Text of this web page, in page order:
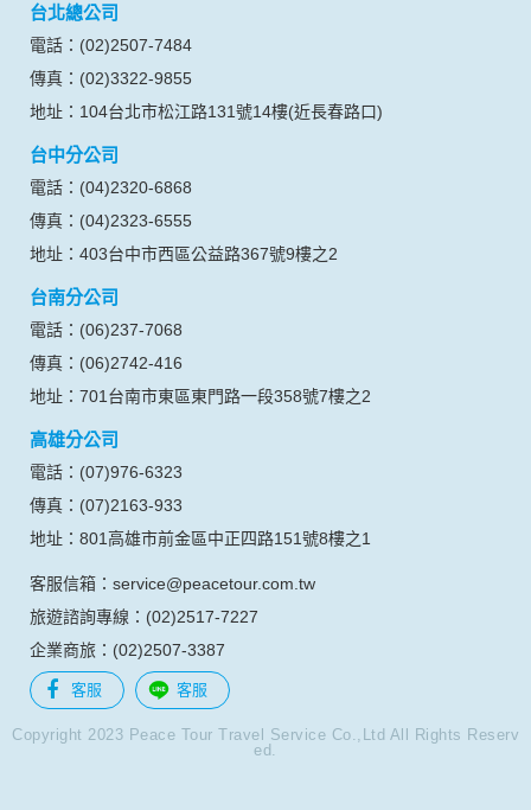
在您於本網站註冊帳號、使用本網站相關產品、服務、活動或
贈獎時，本網站會收集您的個人識別資料，本網站也可以從商
業夥伴處取得個人資料。
當客戶在本網站註冊時，我們會取得您的姓名、電話、住址、
身份證字號、電子郵件、出生日期、性別、行業等相關資料，
料。註冊時，本網站取得您的姓名、電話、住址、身份證字
號、電子郵件、出生日期、性別、行業等相關資料，當您註冊
成功，並登入使用我們的服務後，本網站即取得您的資料。
其他除了上述，會保留您在上網瀏覽或查詢時，伺服器自行產
生的相關記錄，包括您使用連線設備的 IP 位址、使用時間、使
的瀏覽器予以標示，歸納使用者瀏覽器在本網站內部所瀏覽的
網頁，除非您願意告知您的個人資料，否則本網站不會也無法
將此項記錄和您對應。請您注意，在本網站網刊登廣告之廠
商，或與連結本網站，也可能蒐集您個人的資料。對於您主動
提供的個人資訊，這些廣告廠商、或連結網站有其個別的私權
公司不負任何連帶責任。
本網站將在事前或註冊登錄取得您的同意後，傳送商業性資料
或電子郵件給您。本公司除了在該資料或電子郵件上註明是由
本公司發送，也會在該資料或電子郵件上提供您能隨時停止接
收這些資料或電子郵件的方法及說明。
資料使用:
本公司不會向任何人出售或出借您的個人識別資料。
資料：
1.遵守法令或政府機關的要求；或我們發覺您在網站上的行為
違反本公司旗下網站的會員條款或產品、服務的特定使用指
南。
2.為了保護使用者個人隱私，我們無法為您查詢其他使用者的
台北總公司
電話：(02)2507-7484
傳真：(02)3322-9855
地址：104台北市松江路131號14樓(近長春路口)
台中分公司
電話：(04)2320-6868
傳真：(04)2323-6555
地址：403台中市西區公益路367號9樓之2
台南分公司
電話：(06)237-7068
傳真：(06)2742-416
地址：701台南市東區東門路一段358號7樓之2
高雄分公司
電話：(07)976-6323
傳真：(07)2163-933
地址：801高雄市前金區中正四路151號8樓之1
客服信箱：service@peacetour.com.tw
旅遊諮詢專線：(02)2517-7227
企業商旅：(02)2507-3387
客服 客服
Copyright 2023 Peace Tour Travel Service Co.,Ltd All Rights Reserv
ed.